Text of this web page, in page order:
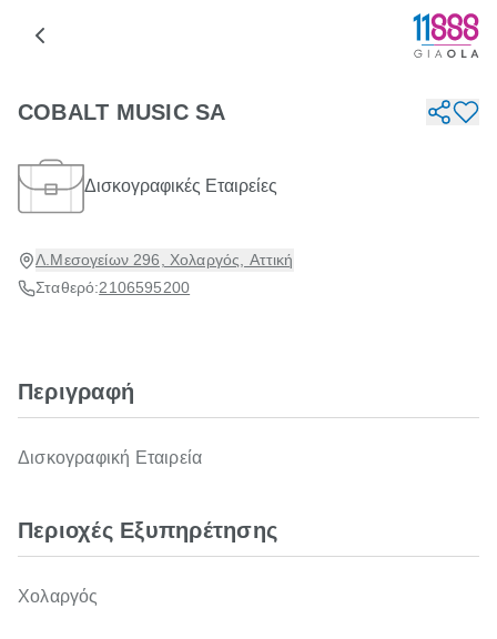
COBALT MUSIC SA
Δισκογραφικές Εταιρείες
Λ.Μεσογείων 296, Χολαργός, Αττική
Σταθερό:2106595200
Περιγραφή
Δισκογραφική Εταιρεία
Περιοχές Εξυπηρέτησης
Χολαργός